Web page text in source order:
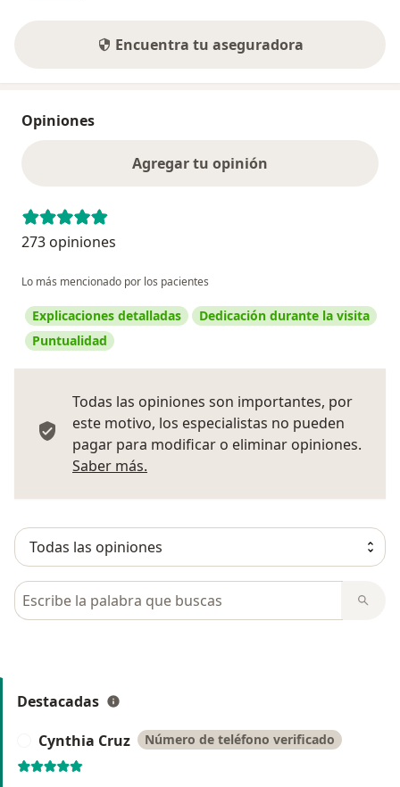
Encuentra tu aseguradora
Opiniones
Agregar tu opinión
273 opiniones
Lo más mencionado por los pacientes
Explicaciones detalladas
Dedicación durante la visita
Puntualidad
Todas las opiniones son importantes, por
este motivo, los especialistas no pueden
pagar para modificar o eliminar opiniones.
Saber más.
Busca en opiniones
Destacadas
Cynthia Cruz Número de teléfono verificado